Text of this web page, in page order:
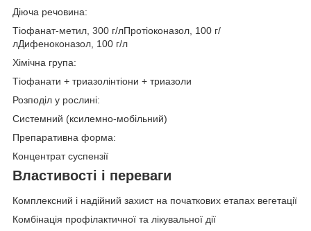
Діюча речовина:
Тіофанат-метил, 300 г/лПротіоконазол, 100 г/
лДифеноконазол, 100 г/л
Хімічна група:
Тіофанати + триазолінтіони + триазоли
Розподіл у рослині:
Системний (ксилемно-мобільний)
Препаративна форма:
Концентрат суспензії
Властивості і переваги
Комплексний і надійний захист на початкових етапах вегетації
Комбінація профілактичної та лікувальної дії